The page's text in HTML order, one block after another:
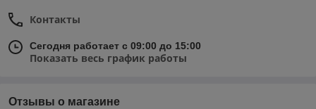
Контакты
Сегодня работает с 09:00 до 15:00
Показать весь график работы
Отзывы о магазине